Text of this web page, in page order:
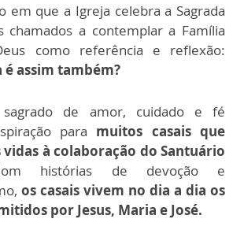
em que a Igreja celebra a Sagrada
chamados a contemplar a Família
como referência e reflexão:
assim também?
sagrado de amor, cuidado e fé
para muitos casais que
vidas à colaboração do Santuário
histórias de devoção e
os casais vivem no dia a dia os
por Jesus, Maria e José.